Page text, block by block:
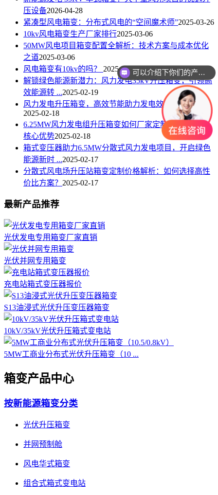
压设备2026-04-28
紧凑型风电箱变：分布式风电的“空间魔术师”2025-03-26
10kv风电箱变生产厂家排行2025-03-06
50MW风电项目箱变配置全解析：技术方案与成本优化
之道2025-03-06
风电箱变有10kv的吗？ 2025-03-06
解锁绿色能源新潜力：风力发电35kV升压箱变，引领高
效能源转 ...2025-02-19
风力发电升压箱变，高效节能助力发电效率全面提升
2025-02-18
6.25MW风力发电组升压箱变如何厂家定制？一文读懂
核心优势2025-02-18
箱式变压器助力6.5MW分散式风力发电项目，开启绿色
能源新时 ...2025-02-17
分散式风电场升压站箱变定制价格解析：如何选择高性
价比方案？ 2025-02-17
最新产品推荐
光伏发电专用箱变厂家直销
光伏并网专用箱变
充电站箱式变压器报价
S13油浸式光伏升压变压器箱变
10kV/35kV光伏升压箱式变电站
5MW工商业分布式光伏升压箱变（10 ...
箱变产品中心
按新能源箱变分类
光伏升压箱变
并网预制舱
风电华式箱变
组合式箱式变电站
可以介绍下你们的产品么